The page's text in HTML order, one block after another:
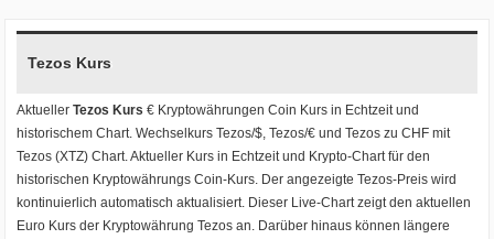
Tezos Kurs
Aktueller Tezos Kurs € Kryptowährungen Coin Kurs in Echtzeit und
historischem Chart. Wechselkurs Tezos/$, Tezos/€ und Tezos zu CHF mit
Tezos (XTZ) Chart. Aktueller Kurs in Echtzeit und Krypto-Chart für den
historischen Kryptowährungs Coin-Kurs. Der angezeigte Tezos-Preis wird
kontinuierlich automatisch aktualisiert. Dieser Live-Chart zeigt den aktuellen
Euro Kurs der Kryptowährung Tezos an. Darüber hinaus können längere